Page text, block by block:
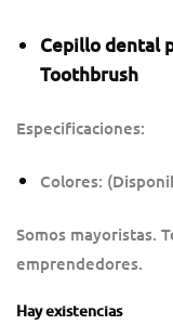
Cepillo dental
Toothbrush
Especificaciones:
Colores:
Somos mayoristas.
emprendedores.
Hay existencias